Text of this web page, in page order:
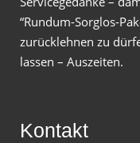
“Rundum-Sorglos-
zurücklehnen zu
lassen – Auszeiten.
Kontakt